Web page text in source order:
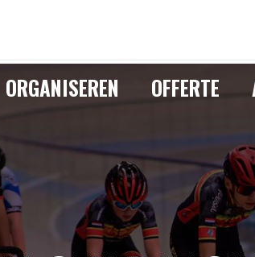
ORGANISEREN OFFERTE